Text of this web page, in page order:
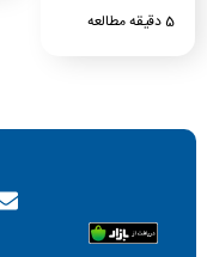
5دقیقهمطالعه